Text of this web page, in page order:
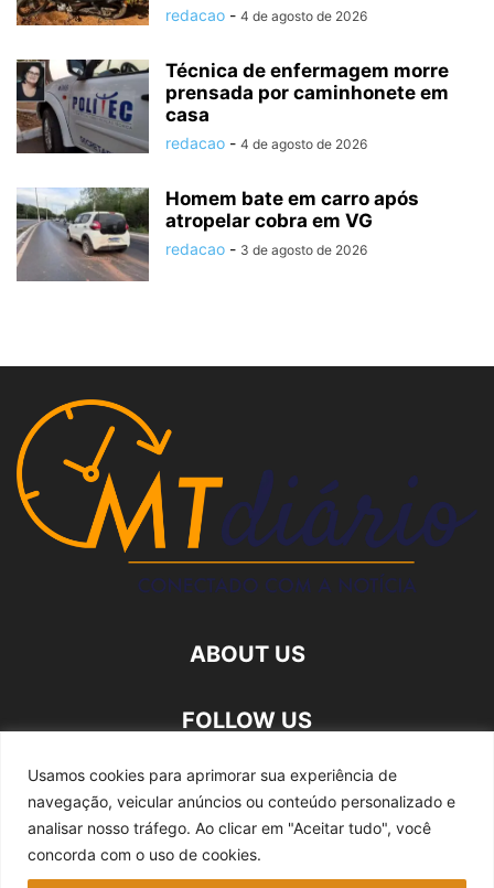
Usamos cookies para aprimorar sua experiência de
navegação, veicular anúncios ou conteúdo personalizado e
analisar nosso tráfego. Ao clicar em "Aceitar tudo", você
concorda com o uso de cookies.
redacao - 4 de agosto de 2026
Técnica de enfermagem morre
prensada por caminhonete em
casa
redacao - 4 de agosto de 2026
Homem bate em carro após
atropelar cobra em VG
redacao - 3 de agosto de 2026
ABOUT US
FOLLOW US
Quem somos Expediente Fale Conosco